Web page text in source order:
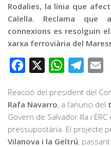
Rodalies, la línia que
Calella. Reclama que
connexions es resolguin
xarxa ferroviària del
Facebook WhatsApp
Reacció del president del
Rafa Navarro, a l’anunci del
Govern de Salvador Illa i
pressupostària. El projecte
Vilanova i la Geltrú,